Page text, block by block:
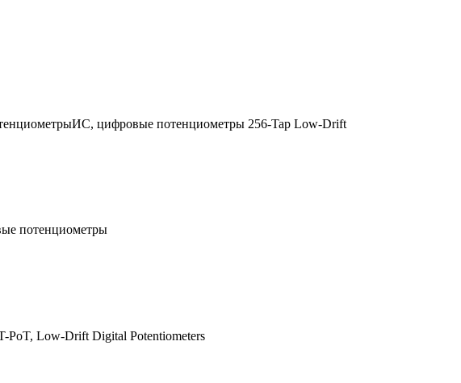
цифровые потенциометры 256-Tap Low-Drift
потенциометры
PoT, Low-Drift Digital Potentiometers